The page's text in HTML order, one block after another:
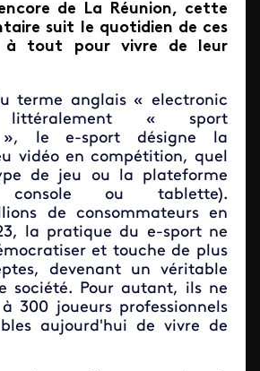
de La Réunion, cette
suit le quotidien de ces
à tout pour vivre de leur
terme anglais « electronic
« sport
», le e-sport désigne la
vidéo en compétition, quel
de jeu ou la plateforme
console ou tablette).
de consommateurs en
la pratique du e-sport ne
et touche de plus
devenant un véritable
société. Pour autant, ils ne
300 joueurs professionnels
aujourd'hui de vivre de